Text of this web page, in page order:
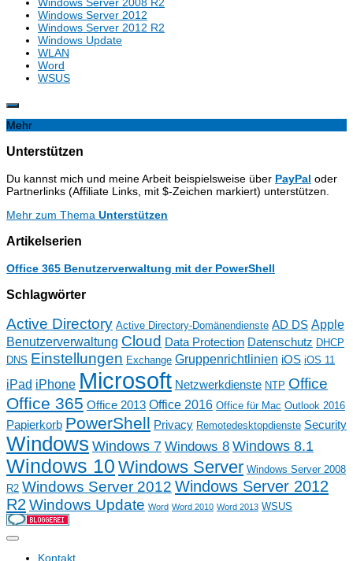
Windows Server 2012
Windows Server 2012 R2
Windows Update
WLAN
Word
WSUS
Mehr
Unterstützen
Du kannst mich und meine Arbeit beispielsweise über PayPal oder
Partnerlinks (Affiliate Links, mit $-Zeichen markiert) unterstützen.
Mehr zum Thema Unterstützen
Artikelserien
Office 365 Benutzerverwaltung mit der PowerShell
Schlagwörter
Active Directory Active Directory-Domänendienste AD DS Apple
Benutzerverwaltung Cloud Data Protection Datenschutz DHCP
DNS Einstellungen Exchange Gruppenrichtlinien iOS iOS 11
iPad iPhone Microsoft Netzwerkdienste NTP Office
Office 365 Office 2013 Office 2016 Office für Mac Outlook 2016
Papierkorb PowerShell Privacy Remotedesktopdienste Security
Windows Windows 7 Windows 8 Windows 8.1
Windows 10 Windows Server Windows Server 2008
R2 Windows Server 2012 Windows Server 2012
R2 Windows Update Word Word 2010 Word 2013 WSUS
Kontakt